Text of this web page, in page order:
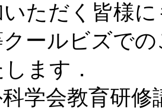
ただく皆様
クールビズで
ます．
科学会教育研